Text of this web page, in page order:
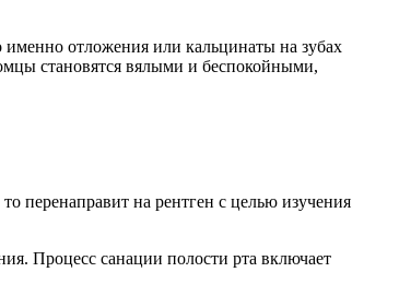
именно отложения или кальцинаты на зубах
становятся вялыми и беспокойными,
перенаправит на рентген с целью изучения
Процесс санации полости рта включает